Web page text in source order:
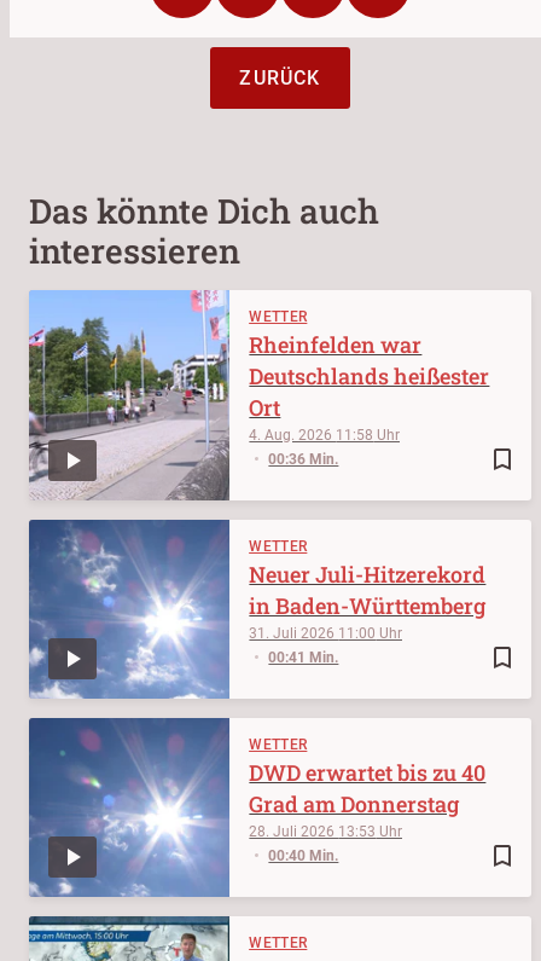
ZURÜCK
Das könnte Dich auch
interessieren
WETTER
bookmark_border
4. Aug. 2026 11:58
00:36 Min.
Rheinfelden war
Deutschlands heißester
Ort
WETTER
bookmark_border
31. Juli 2026 11:00
00:41 Min.
Neuer Juli-Hitzerekord
in Baden-Württemberg
WETTER
bookmark_border
28. Juli 2026 13:53
00:40 Min.
DWD erwartet bis zu 40
Grad am Donnerstag
WETTER